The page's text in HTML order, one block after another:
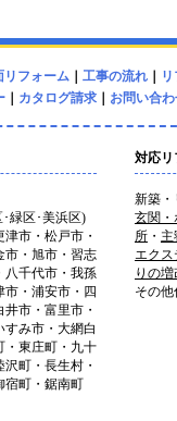
リフォーム｜ 工事の流れ｜
カタログ請求 お問い合
緑区･美浜区)
市・松戸市・
市・旭市・習志
八千代市・我孫
・浦安市・四
市・富里市・
み市・大網白
・東庄町・九十
町・長生村・
宿町・鋸南町
対応リ
新築・
玄関・
所 ・ 主
エクス
りの
その